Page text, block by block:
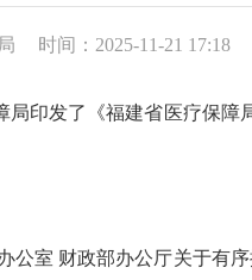
时间：2025-11-21 17:18
印发了《福建省医疗保障
公室 财政部办公厅关于有